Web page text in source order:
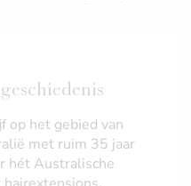
op het gebied van
met ruim 35 jaar
hét Australische